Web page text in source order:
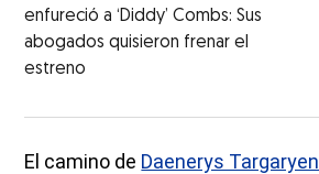
enfureció a ‘Diddy’ Combs: Sus
abogados quisieron frenar el
estreno
El camino de Daenerys Targaryen